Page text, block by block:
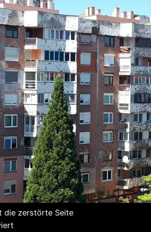
die zerstörte Seite